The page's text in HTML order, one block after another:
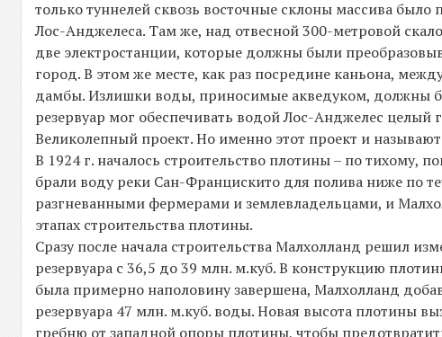
только туннелей сквозь восточные склоны массива
Лос-Анджелеса. Там же, над отвесной 300-метровой
две электростанции, которые должны были
город. В этом же месте, как раз посредине каньона,
дамбы. Излишки воды, приносимые акведуком, должны
резервуар мог обеспечивать водой Лос-Анджелес целый
Великолепный проект. Но именно этот проект и
В 1924 г. началось строительство плотины – по тихому,
брали воду реки Сан-Францискито для полива ниже по
разгневанными фермерами и землевладельцами, и
этапах строительства плотины.
Сразу после начала строительства Малхолланд решил
резервуара с 36,5 до 39 млн. м.куб. В конструкцию
была примерно наполовину завершена, Малхолланд
резервуара 47 млн. м.куб. воды. Новая высота плотины
гребню от западной опоры плотины, чтобы